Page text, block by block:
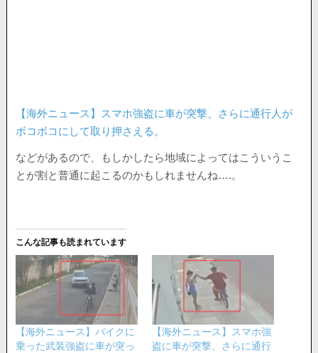
【海外ニュース】スマホ強盗に車が突撃、さらに通行人が
ボコボコにして取り押さえる。
などがあるので、もしかしたら地域によってはこういうこ
とが割と普通に起こるのかもしれませんね….。
こんな記事も読まれています
【海外ニュース】バイクに
乗った武装強盗に車が突っ
【海外ニュース】スマホ強
盗に車が突撃、さらに通行